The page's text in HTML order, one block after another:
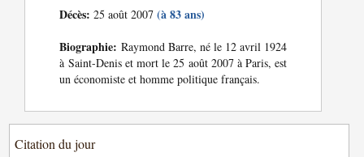
Décès: 25 août 2007(à 83 ans)
Biographie: Raymond Barre, né le 12 avril 1924
à Saint-Denis et mort le 25 août 2007 à Paris, est
un économiste et homme politique français.
Citation du jour